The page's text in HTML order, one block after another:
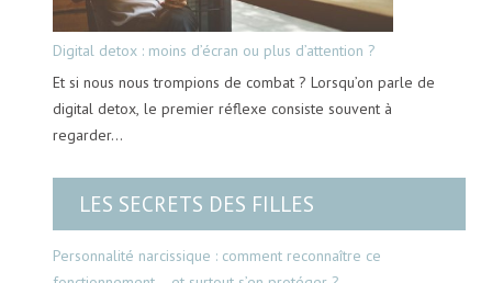
Digital detox : moins d’écran ou plus d’attention ?
Et si nous nous trompions de combat ? Lorsqu’on parle de
digital detox, le premier réflexe consiste souvent à
regarder…
LES SECRETS DES FILLES
Personnalité narcissique : comment reconnaître ce